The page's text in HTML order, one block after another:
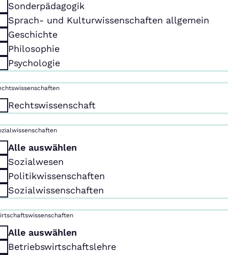
Sonderpädagogik
Sprach- und Kulturwissenschaften allgemein
Geschichte
Philosophie
Psychologie
Rechtswissenschaft
Alle auswählen
Sozialwesen
Politikwissenschaften
Sozialwissenschaften
Alle auswählen
Betriebswirtschaftslehre